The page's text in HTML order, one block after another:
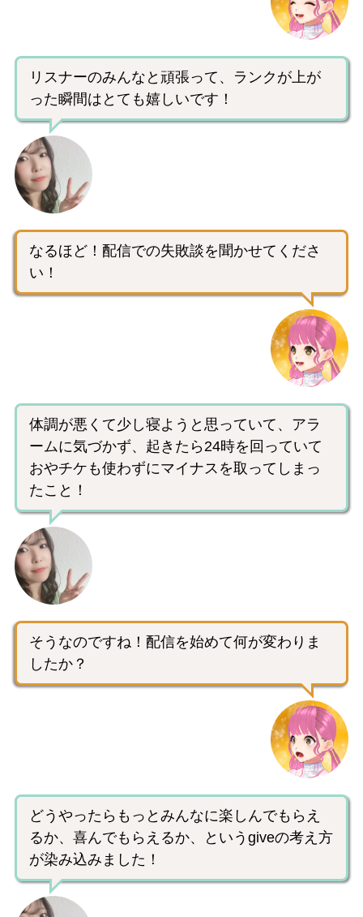
リスナーのみんなと頑張って、ランクが上が
った瞬間はとても嬉しいです！
なるほど！配信での失敗談を聞かせてくださ
い！
体調が悪くて少し寝ようと思っていて、アラ
ームに気づかず、起きたら24時を回っていて
おやチケも使わずにマイナスを取ってしまっ
たこと！
そうなのですね！配信を始めて何が変わりま
したか？
どうやったらもっとみんなに楽しんでもらえ
るか、喜んでもらえるか、というgiveの考え方
が染み込みました！